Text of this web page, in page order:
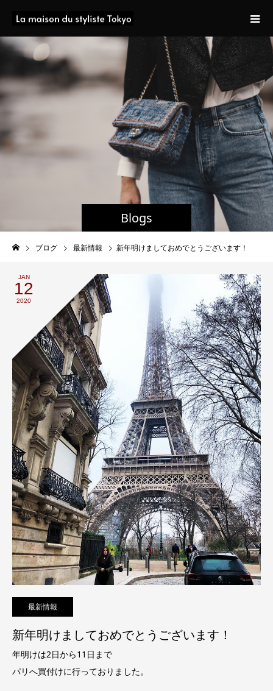
Blogs
ブログ 最新情報 新年明けましておめでとうございます！
JAN
12
2020
最新情報
新年明けましておめでとうございます！
年明けは2日から11日まで
パリへ買付けに行っておりました。